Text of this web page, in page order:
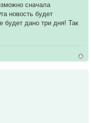
сначала
новость будет
будет дано три дня! Так